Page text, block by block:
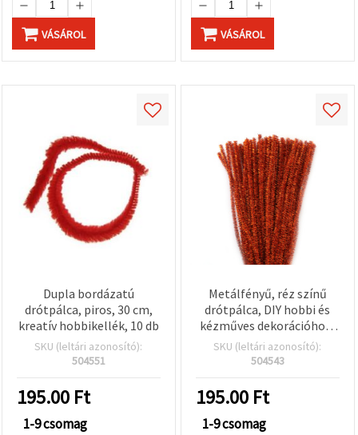
VÁSÁROL VÁSÁROL
Dupla bordázatú
drótpálca, piros, 30 cm,
kreatív hobbikellék, 10 db
SKU (leltári azonosító):
504551
195.00 Ft
1-9 csomag
Metálfényű, réz színű
drótpálca, DIY hobbi és
kézműves dekorációhoz,
30 cm - 10 db
SKU (leltári azonosító):
504543
195.00 Ft
1-9 csomag